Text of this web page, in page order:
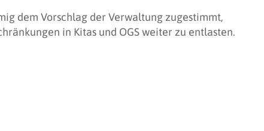
dem Vorschlag der Verwaltung zugestimmt,
in Kitas und OGS weiter zu entlasten.